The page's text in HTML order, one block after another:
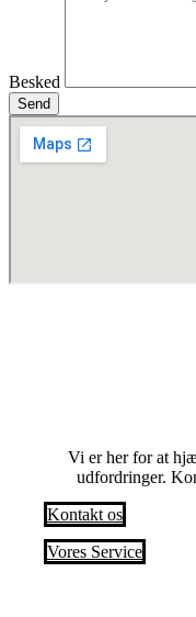
Besked
Send
Vi er her for at
udfordringer.
Kontakt os
Vores Service